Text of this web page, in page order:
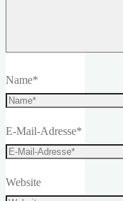
Name*
E-Mail-Adresse*
Website